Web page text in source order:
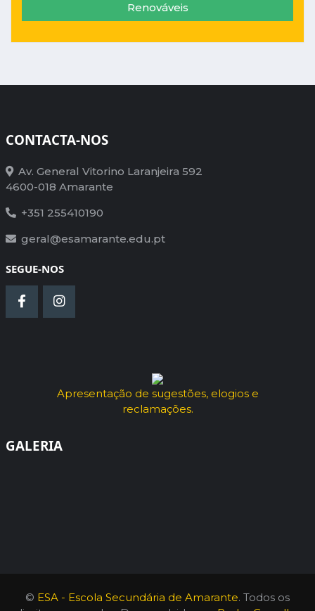
Renováveis
CONTACTA-NOS
Av. General Vitorino Laranjeira 592
4600-018 Amarante
+351 255410190
geral@esamarante.edu.pt
SEGUE-NOS
Apresentação de sugestões, elogios e
reclamações.
GALERIA
© ESA - Escola Secundária de Amarante. Todos os